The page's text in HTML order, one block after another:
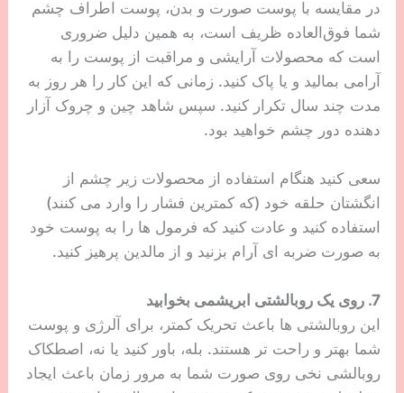
مشاهده قیمت و خرید ماسک زیر چشم وی اچ آ:
6. با پوست خود مهربان باشید
در مقایسه با پوست صورت و بدن، پوست اطراف چشم